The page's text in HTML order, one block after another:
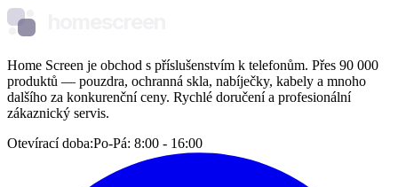
Home Screen je obchod s příslušenstvím k telefonům. Přes 90 000
produktů — pouzdra, ochranná skla, nabíječky, kabely a mnoho
dalšího za konkurenční ceny. Rychlé doručení a profesionální
zákaznický servis.
Otevírací doba:Po-Pá: 8:00 - 16:00